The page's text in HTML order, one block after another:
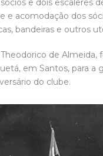
e dois escaleres
acomodação dos
bandeiras e outros
de
em Santos, para
do clube.